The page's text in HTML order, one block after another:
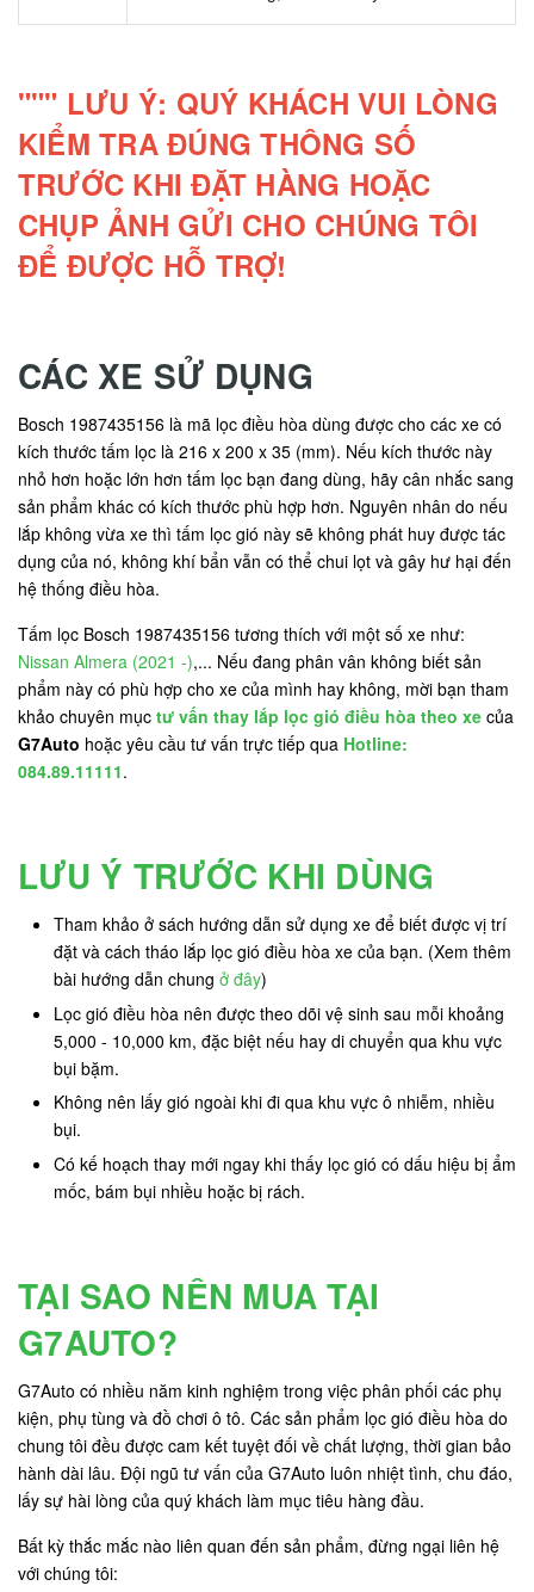
""" LƯU Ý: QUÝ KHÁCH VUI LÒNG
KIỂM TRA ĐÚNG THÔNG SỐ
TRƯỚC KHI ĐẶT HÀNG HOẶC
CHỤP ẢNH GỬI CHO CHÚNG TÔI
ĐỂ ĐƯỢC HỖ TRỢ!
CÁC XE SỬ DỤNG
Bosch 1987435156 là mã lọc điều hòa dùng được cho các xe có
kích thước tấm lọc là 216 x 200 x 35 (mm). Nếu kích thước này
nhỏ hơn hoặc lớn hơn tấm lọc bạn đang dùng, hãy cân nhắc sang
sản phẩm khác có kích thước phù hợp hơn. Nguyên nhân do nếu
lắp không vừa xe thì tấm lọc gió này sẽ không phát huy được tác
dụng của nó, không khí bẩn vẫn có thể chui lọt và gây hư hại đến
hệ thống điều hòa.
Tấm lọc Bosch 1987435156 tương thích với một số xe như:
Nissan Almera (2021 -),... Nếu đang phân vân không biết sản
phẩm này có phù hợp cho xe của mình hay không, mời bạn tham
khảo chuyên mục tư vấn thay lắp lọc gió điều hòa theo xe của
G7Auto hoặc yêu cầu tư vấn trực tiếp qua Hotline:
084.89.11111.
LƯU Ý TRƯỚC KHI DÙNG
Tham khảo ở sách hướng dẫn sử dụng xe để biết được vị trí
đặt và cách tháo lắp lọc gió điều hòa xe của bạn. (Xem thêm
bài hướng dẫn chung ở đây)
Lọc gió điều hòa nên được theo dõi vệ sinh sau mỗi khoảng
5,000 - 10,000 km, đặc biệt nếu hay di chuyển qua khu vực
bụi bặm.
Không nên lấy gió ngoài khi đi qua khu vực ô nhiễm, nhiều
bụi.
Có kế hoạch thay mới ngay khi thấy lọc gió có dấu hiệu bị ẩm
mốc, bám bụi nhiều hoặc bị rách.
TẠI SAO NÊN MUA TẠI
G7AUTO?
G7Auto có nhiều năm kinh nghiệm trong việc phân phối các phụ
kiện, phụ tùng và đồ chơi ô tô. Các sản phẩm lọc gió điều hòa do
chung tôi đều được cam kết tuyệt đối về chất lượng, thời gian bảo
hành dài lâu. Đội ngũ tư vấn của G7Auto luôn nhiệt tình, chu đáo,
lấy sự hài lòng của quý khách làm mục tiêu hàng đầu.
Bất kỳ thắc mắc nào liên quan đến sản phẩm, đừng ngại liên hệ
với chúng tôi: